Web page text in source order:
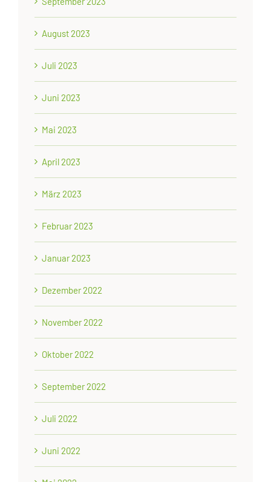
August 2023
Juli 2023
Juni 2023
Mai 2023
April 2023
März 2023
Februar 2023
Januar 2023
Dezember 2022
November 2022
Oktober 2022
September 2022
Juli 2022
Juni 2022